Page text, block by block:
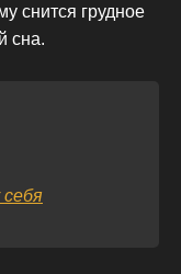
снится грудное
сна.